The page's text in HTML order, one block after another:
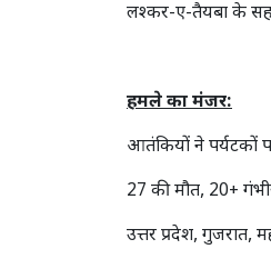
लश्कर-ए-तैयबा के
हमले का मंजर:
आतंकियों ने पर्यटकों
27 की मौत, 20+
उत्तर प्रदेश, गुजरात,